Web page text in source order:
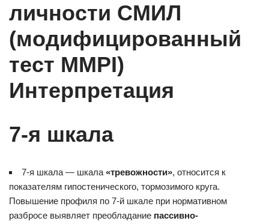
личности СМИЛ
(модифицированный
тест MMPI)
Интерпретация
7-я шкала
7-я шкала — шкала «тревожности», относится к
показателям гипостенического, тормозимого круга.
Повышение профиля по 7-й шкале при нормативном
разбросе выявляет преобладание пассивно-